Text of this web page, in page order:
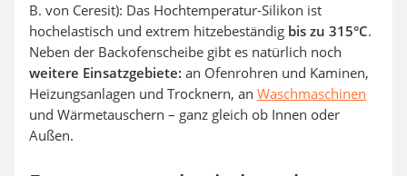
B. von Ceresit): Das Hochtemperatur-Silikon ist
hochelastisch und extrem hitzebeständig bis zu 315°C.
Neben der Backofenscheibe gibt es natürlich noch
weitere Einsatzgebiete: an Ofenrohren und Kaminen,
Heizungsanlagen und Trocknern, an Waschmaschinen
und Wärmetauschern – ganz gleich ob Innen oder
Außen.